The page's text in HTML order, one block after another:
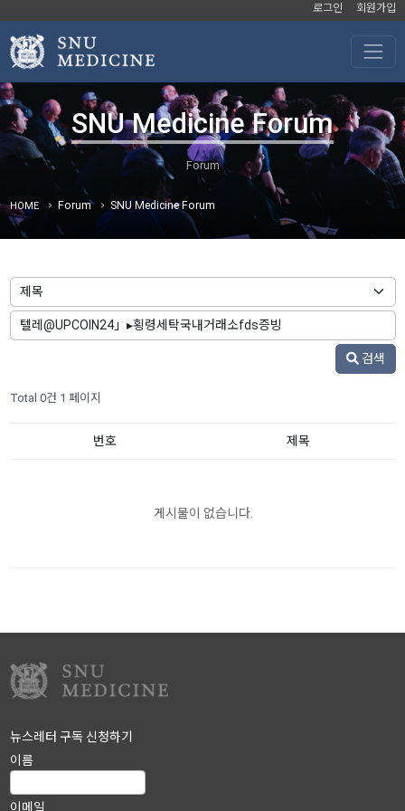
로그인 회원가입
SNU Medicine Forum
HOME Forum SNU Medicine Forum
검색
Total 0건 1 페이지
번호 제목
게시물이 없습니다.
뉴스레터 구독 신청하기
이름
이메일